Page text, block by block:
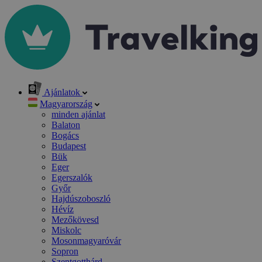
Ajánlatok
Magyarország
minden ajánlat
Balaton
Bogács
Budapest
Bük
Eger
Egerszalók
Győr
Hajdúszoboszló
Hévíz
Mezőkövesd
Miskolc
Mosonmagyaróvár
Sopron